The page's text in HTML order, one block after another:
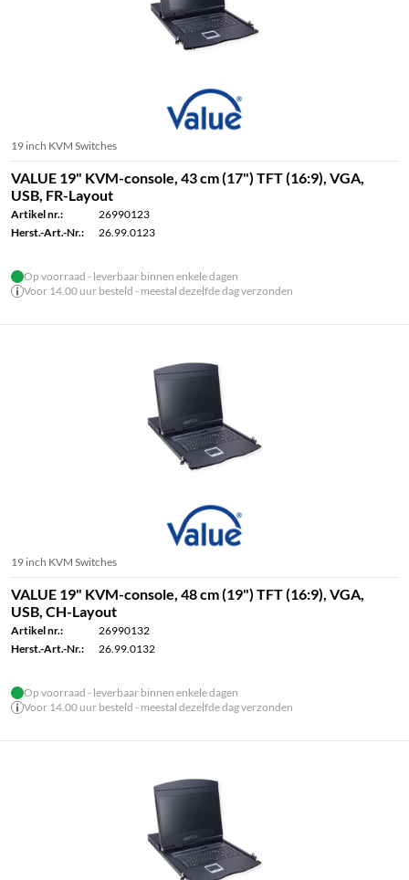
19 inch KVM Switches
VALUE 19" KVM-console, 43 cm (17") TFT (16:9), VGA,
USB, FR-Layout
Artikel nr.:
26990123
Herst.-Art.-Nr.:
26.99.0123
Op voorraad - leverbaar binnen enkele dagen
Voor 14.00 uur besteld - meestal dezelfde dag verzonden
19 inch KVM Switches
VALUE 19" KVM-console, 48 cm (19") TFT (16:9), VGA,
USB, CH-Layout
Artikel nr.:
26990132
Herst.-Art.-Nr.:
26.99.0132
Op voorraad - leverbaar binnen enkele dagen
Voor 14.00 uur besteld - meestal dezelfde dag verzonden